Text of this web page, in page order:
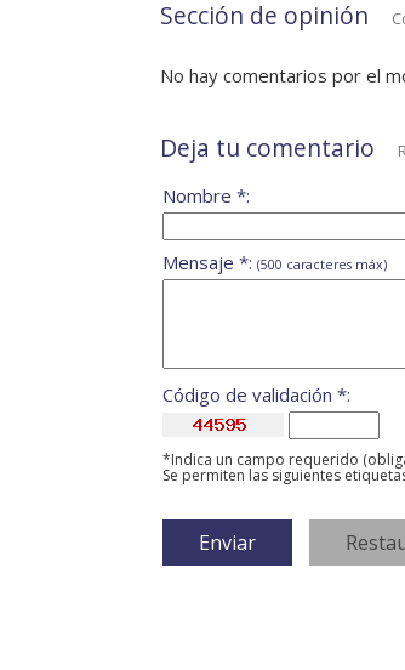
Sección de opinión
No hay comentarios por el
Deja tu comentario
Nombre *:
Mensaje *: (500 caracteres máx)
Código de validación *:
*Indica un campo requerido
Se permiten las siguientes